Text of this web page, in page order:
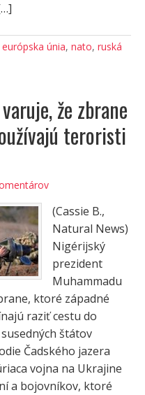
európska únia, nato, ruská
že zbrane
teroristi
(Cassie B.,
Natural News)
Nigérijský
prezident
Muhammadu
ktoré západné
raziť cestu do
štátov
Čadského jazera
vojna na Ukrajine
a bojovníkov, ktoré